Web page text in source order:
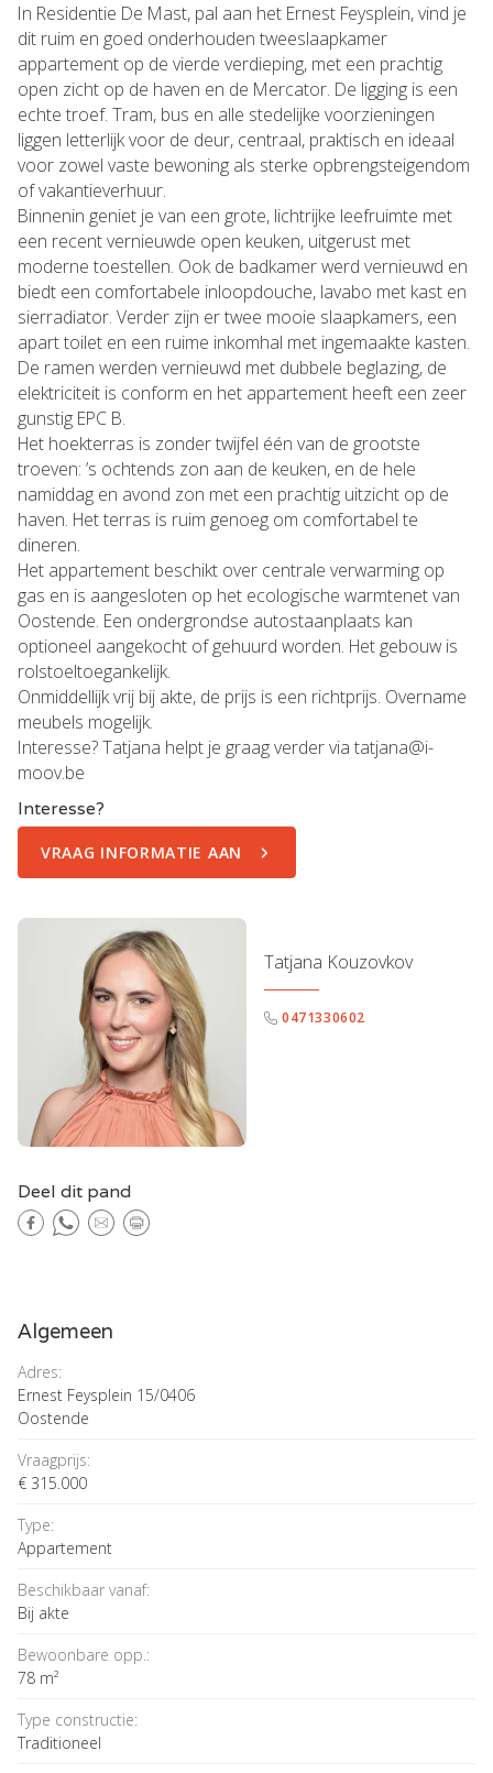
In Residentie De Mast, pal aan het Ernest Feysplein, vind je
dit ruim en goed onderhouden tweeslaapkamer
appartement op de vierde verdieping, met een prachtig
open zicht op de haven en de Mercator. De ligging is een
echte troef. Tram, bus en alle stedelijke voorzieningen
liggen letterlijk voor de deur, centraal, praktisch en ideaal
voor zowel vaste bewoning als sterke opbrengsteigendom
of vakantieverhuur.
Binnenin geniet je van een grote, lichtrijke leefruimte met
een recent vernieuwde open keuken, uitgerust met
moderne toestellen. Ook de badkamer werd vernieuwd en
biedt een comfortabele inloopdouche, lavabo met kast en
sierradiator. Verder zijn er twee mooie slaapkamers, een
apart toilet en een ruime inkomhal met ingemaakte kasten.
De ramen werden vernieuwd met dubbele beglazing, de
elektriciteit is conform en het appartement heeft een zeer
gunstig EPC B.
Het hoekterras is zonder twijfel één van de grootste
troeven: ’s ochtends zon aan de keuken, en de hele
namiddag en avond zon met een prachtig uitzicht op de
haven. Het terras is ruim genoeg om comfortabel te
dineren.
Het appartement beschikt over centrale verwarming op
gas en is aangesloten op het ecologische warmtenet van
Oostende. Een ondergrondse autostaanplaats kan
optioneel aangekocht of gehuurd worden. Het gebouw is
rolstoeltoegankelijk.
Onmiddellijk vrij bij akte, de prijs is een richtprijs. Overname
meubels mogelijk.
Interesse? Tatjana helpt je graag verder via tatjana@i-
moov.be
Interesse?
VRAAG INFORMATIE AAN
Tatjana Kouzovkov
0471330602
Deel dit pand
Algemeen
Adres:
Ernest Feysplein 15/0406
Oostende
Vraagprijs:
€ 315.000
Type:
Appartement
Beschikbaar vanaf:
Bij akte
Bewoonbare opp.:
78 m²
Type constructie:
Traditioneel